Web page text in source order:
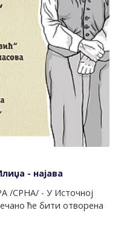
- најава
/СРНА/ - У Источној
ће бити отворена